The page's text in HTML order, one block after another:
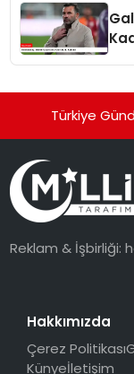
Türkiye
Reklam & İşbirliği:
Hakkımızda
Çerez Politikası
Künyeİletişim